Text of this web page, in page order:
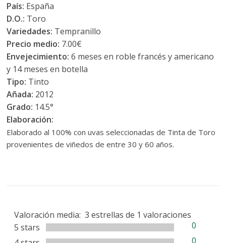
País: España
D.O.: Toro
Variedades: Tempranillo
Precio medio: 7.00€
Envejecimiento: 6 meses en roble francés y americano
y 14 meses en botella
Tipo: Tinto
Añada: 2012
Grado: 14.5°
Elaboración:
Elaborado al 100% con uvas seleccionadas de Tinta de Toro
provenientes de viñedos de entre 30 y 60 años.
Valoración media:
5 stars
0
0
3 estrellas de 1 valoraciones